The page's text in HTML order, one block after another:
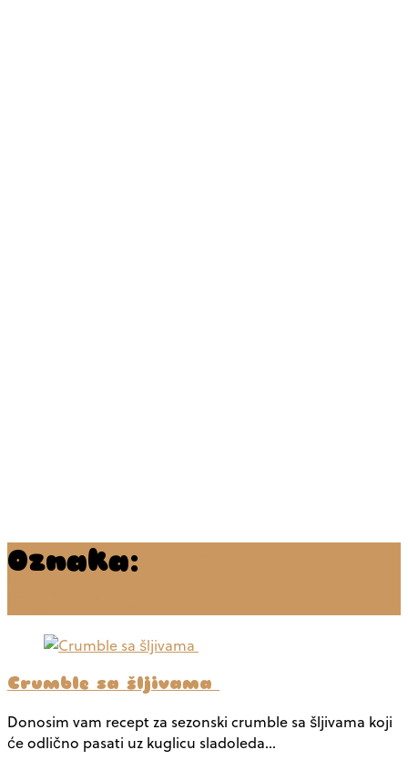
Oznaka:
Crumble sa šljivama
Donosim vam recept za sezonski crumble sa šljivama koji
će odlično pasati uz kuglicu sladoleda…